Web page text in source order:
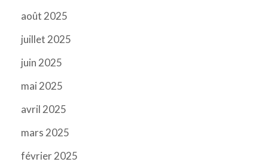
août 2025
juillet 2025
juin 2025
mai 2025
avril 2025
mars 2025
février 2025